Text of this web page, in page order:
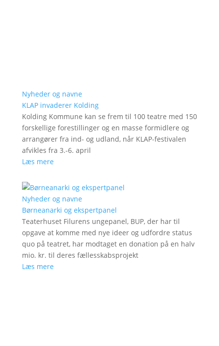
Nyheder og navne
KLAP invaderer Kolding
Kolding Kommune kan se frem til 100 teatre med 150
forskellige forestillinger og en masse formidlere og
arrangører fra ind- og udland, når KLAP-festivalen
afvikles fra 3.-6. april
Læs mere
Nyheder og navne
Børneanarki og ekspertpanel
Teaterhuset Filurens ungepanel, BUP, der har til
opgave at komme med nye ideer og udfordre status
quo på teatret, har modtaget en donation på en halv
mio. kr. til deres fællesskabsprojekt
Læs mere